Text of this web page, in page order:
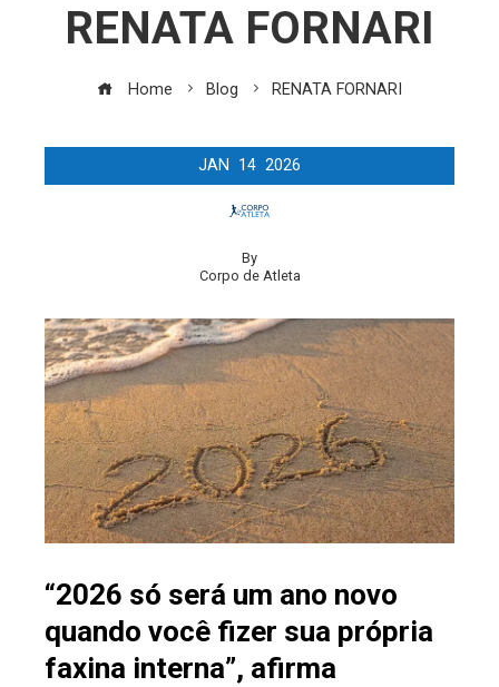
RENATA FORNARI
Home Blog RENATA FORNARI
JAN 14 2026
By
Corpo de Atleta
“2026 só será um ano novo
quando você fizer sua própria
faxina interna”, afirma